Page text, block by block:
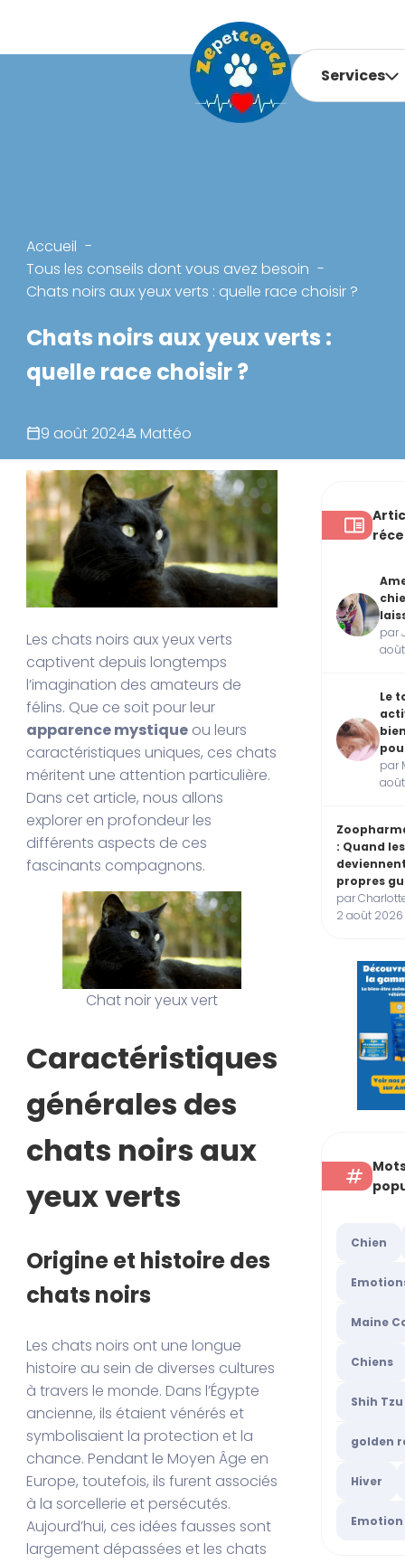
Services
Accueil
Tous les conseils dont vous avez besoin
Chats noirs aux yeux verts : quelle race choisir ?
Chats noirs aux yeux verts :
quelle race choisir ?
9 août 2024 Mattéo
Les chats noirs aux yeux verts
captivent depuis longtemps
l’imagination des amateurs de
félins. Que ce soit pour leur
apparence mystique ou leurs
caractéristiques uniques, ces chats
méritent une attention particulière.
Dans cet article, nous allons
explorer en profondeur les
différents aspects de ces
fascinants compagnons.
Chat noir yeux vert
Caractéristiques
générales des
chats noirs aux
yeux verts
Origine et histoire des
chats noirs
Les chats noirs ont une longue
histoire au sein de diverses cultures
à travers le monde. Dans l’Égypte
ancienne, ils étaient vénérés et
symbolisaient la protection et la
chance. Pendant le Moyen Âge en
Europe, toutefois, ils furent associés
à la sorcellerie et persécutés.
Aujourd’hui, ces idées fausses sont
largement dépassées et les chats
par
Le
par
: Quand
propres
par
2 août 2026
Chien
Maine
Chiens
Shih Tzu
golden
Hiver
Emotion